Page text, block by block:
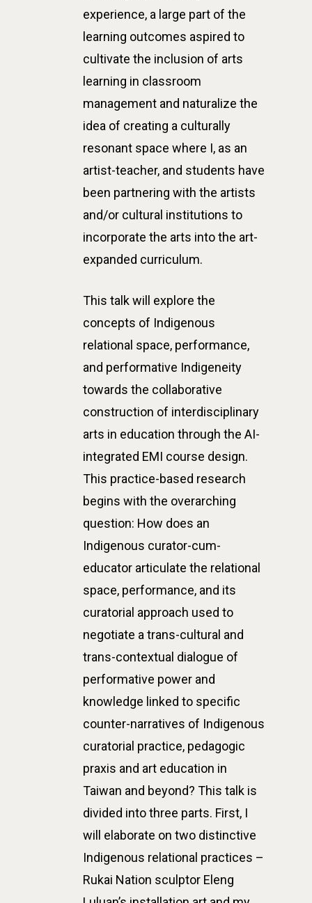
experience, a large part of the
learning outcomes aspired to
cultivate the inclusion of arts
learning in classroom
management and naturalize the
idea of creating a culturally
resonant space where I, as an
artist-teacher, and students have
been partnering with the artists
and/or cultural institutions to
incorporate the arts into the art-
expanded curriculum.
This talk will explore the
concepts of Indigenous
relational space, performance,
and performative Indigeneity
towards the collaborative
construction of interdisciplinary
arts in education through the AI-
integrated EMI course design.
This practice-based research
begins with the overarching
question: How does an
Indigenous curator-cum-
educator articulate the relational
space, performance, and its
curatorial approach used to
negotiate a trans-cultural and
trans-contextual dialogue of
performative power and
knowledge linked to specific
counter-narratives of Indigenous
curatorial practice, pedagogic
praxis and art education in
Taiwan and beyond? This talk is
divided into three parts. First, I
will elaborate on two distinctive
Indigenous relational practices –
Rukai Nation sculptor Eleng